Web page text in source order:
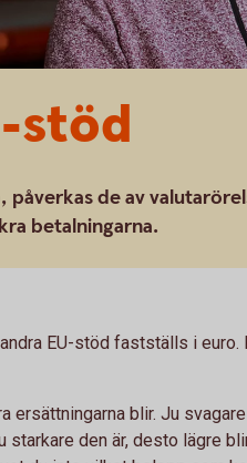
stöd
de av
betalningarna.
EU-stöd fastställs i euro.
ersättningarna blir. Ju svagare
starkare den är, desto lägre